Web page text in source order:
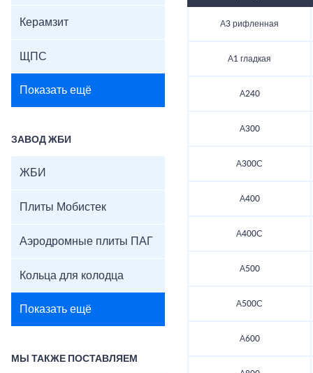
Керамзит
ЩПС
Показать ещё
ЗАВОД ЖБИ
ЖБИ
Плиты Мобистек
Аэродромные плиты ПАГ
Кольца для колодца
Показать ещё
МЫ ТАКЖЕ ПОСТАВЛЯЕМ
А3 рифленная
А1 гладкая
А240
А300
А300С
А400
А400С
А500
А500С
А600